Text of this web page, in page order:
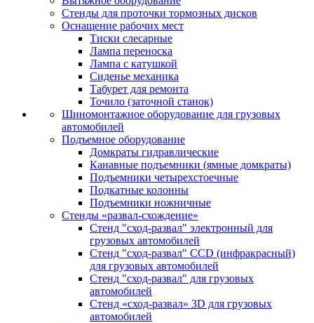
Стенды для проточки тормозных дисков
Оснащение рабочих мест
Тиски слесарные
Лампа переноска
Лампа с катушкой
Сиденье механика
Табурет для ремонта
Точило (заточной станок)
Шиномонтажное оборудование для грузовых
автомобилей
Подъемное оборудование
Домкраты гидравлические
Канавные подъемники (ямные домкраты)
Подъемники четырехстоечные
Подкатные колонны
Подъемники ножничные
Стенды «развал-схождение»
Стенд "сход-развал" электронный для
грузовых автомобилей
Стенд "сход-развал" CCD (инфракрасный)
для грузовых автомобилей
Стенд "сход-развал" для грузовых
автомобилей
Стенд «сход-развал» 3D для грузовых
автомобилей